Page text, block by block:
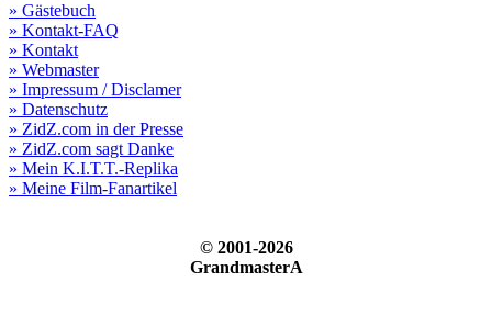
» Gästebuch
» Kontakt-FAQ
» Kontakt
» Webmaster
» Impressum / Disclamer
» Datenschutz
» ZidZ.com in der Presse
» ZidZ.com sagt Danke
» Mein K.I.T.T.-Replika
» Meine Film-Fanartikel
© 2001-2026
GrandmasterA